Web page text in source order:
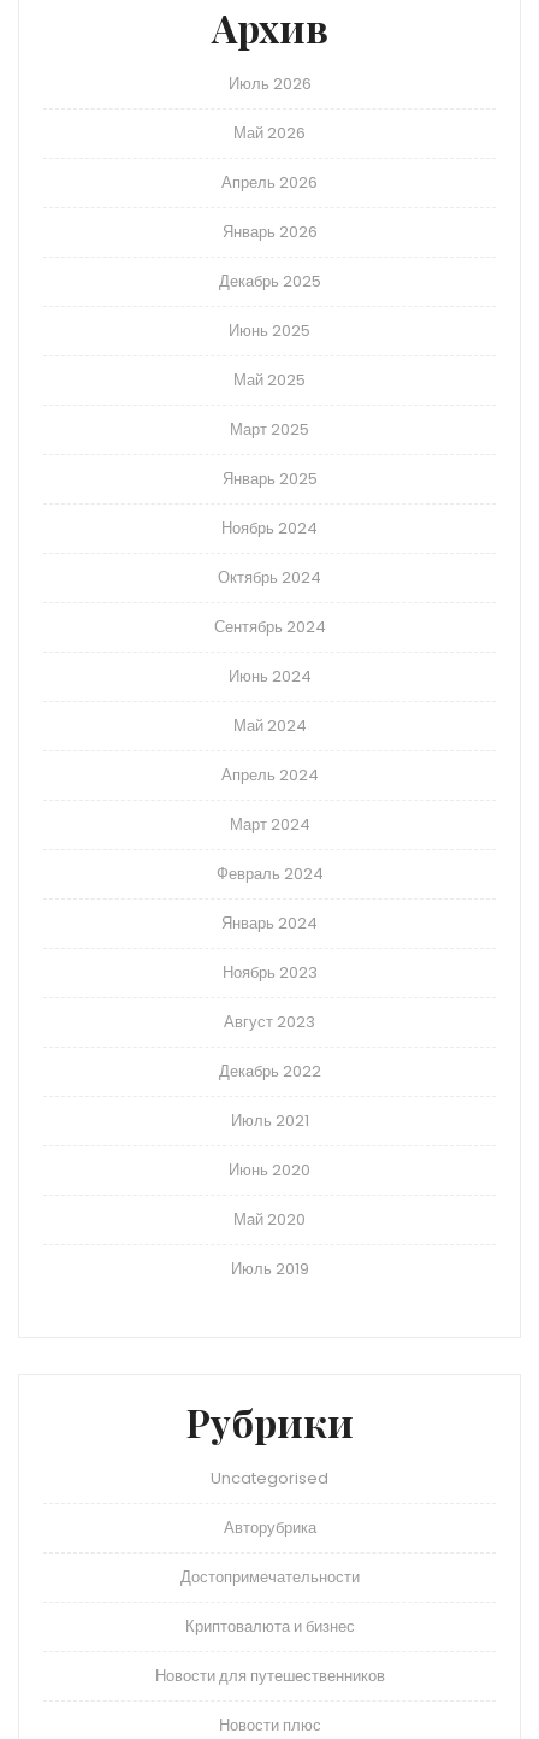
Архив
Июль 2026
Май 2026
Апрель 2026
Январь 2026
Декабрь 2025
Июнь 2025
Май 2025
Март 2025
Январь 2025
Ноябрь 2024
Октябрь 2024
Сентябрь 2024
Июнь 2024
Май 2024
Апрель 2024
Март 2024
Февраль 2024
Январь 2024
Ноябрь 2023
Август 2023
Декабрь 2022
Июль 2021
Июнь 2020
Май 2020
Июль 2019
Рубрики
Uncategorised
Авторубрика
Достопримечательности
Криптовалюта и бизнес
Новости для путешественников
Новости плюс